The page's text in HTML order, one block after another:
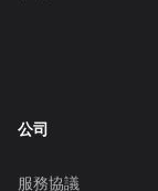
公司
服務協議